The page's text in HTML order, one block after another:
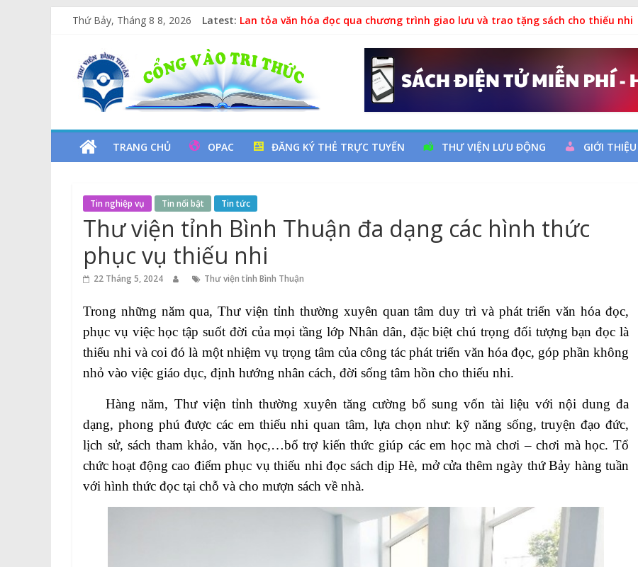
Thứ Bảy, Tháng 8 8, 2026 Latest: Lan tỏa văn hóa đọc qua chương trình giao lưu và trao tặng sách cho thiếu nhi
Xe Lu Và Xe Ca
Các yếu tố nguy cơ đột quỵ não và dự phòng
Vịt Con Cẩu Thả
Thư
Viện
Tỉnh
Bình
Thuận
Cổng
Vào
Tri
TRANG CHỦ OPAC ĐĂNG KÝ THẺ TRỰC TUYẾN THƯ VIỆN LƯU ĐỘNG GIỚI THIỆU
Tin nghiệp vụ Tin nổi bật Tin tức
Thư viện tỉnh Bình Thuận đa dạng các hình thức
phục vụ thiếu nhi
22 Tháng 5, 2024 Thư viện tỉnh Bình Thuận
Trong những năm qua, Thư viện tỉnh thường xuyên quan tâm duy trì và phát triển văn hóa đọc,
phục vụ việc học tập suốt đời của mọi tầng lớp Nhân dân, đặc biệt chú trọng đối tượng bạn đọc là
thiếu nhi và coi đó là một nhiệm vụ trọng tâm của công tác phát triển văn hóa đọc, góp phần không
nhỏ vào việc giáo dục, định hướng nhân cách, đời sống tâm hồn cho thiếu nhi.
Hàng năm, Thư viện tỉnh thường xuyên tăng cường bổ sung vốn tài liệu với nội dung đa
dạng, phong phú được các em thiếu nhi quan tâm, lựa chọn như: kỹ năng sống, truyện đạo đức,
lịch sử, sách tham khảo, văn học,…bổ trợ kiến thức giúp các em học mà chơi – chơi mà học. Tổ
chức hoạt động cao điểm phục vụ thiếu nhi đọc sách dịp Hè, mở cửa thêm ngày thứ Bảy hàng tuần
với hình thức đọc tại chỗ và cho mượn sách về nhà.